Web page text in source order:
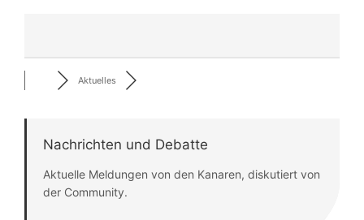
Aktuelles
Nachrichten und Debatte
Aktuelle Meldungen von den Kanaren, diskutiert von
der Community.